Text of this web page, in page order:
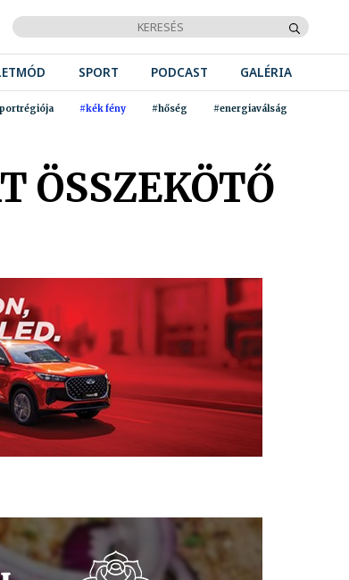
SPORT PODCAST GALÉRIA
#kék fény #hőség #energiaválság
ÖSSZEKÖTŐ